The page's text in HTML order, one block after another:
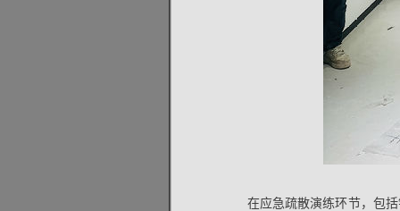
在应急疏散演练环节，包